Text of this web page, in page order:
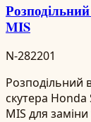
MIS
N-282201
Розподільний
скутера Honda
MIS для